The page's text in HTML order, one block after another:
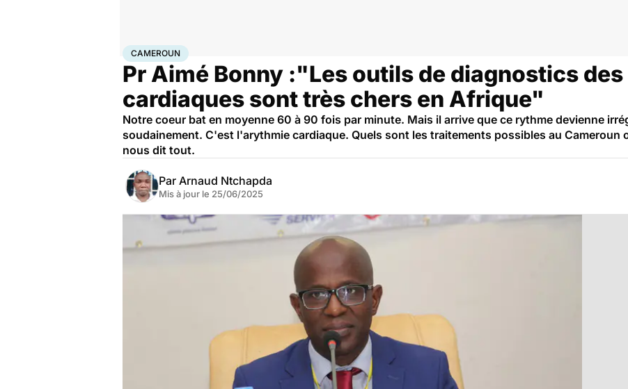
AccueilSantéMaladies
CAMEROUN
Pr Aimé Bonny :"Les outils de diagnostics
cardiaques sont très chers en Afrique"
Notre coeur bat en moyenne 60 à 90 fois par minute. Mais il arrive que ce rythme devienne
soudainement. C'est l'arythmie cardiaque. Quels sont les traitements possibles au Cameroun
nous dit tout.
Par Arnaud Ntchapda
Mis à jour le 25/06/2025